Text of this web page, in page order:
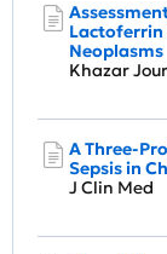
Lactoferrin
Neoplasms
Khazar
A Three-
Sepsis in
J Clin Med